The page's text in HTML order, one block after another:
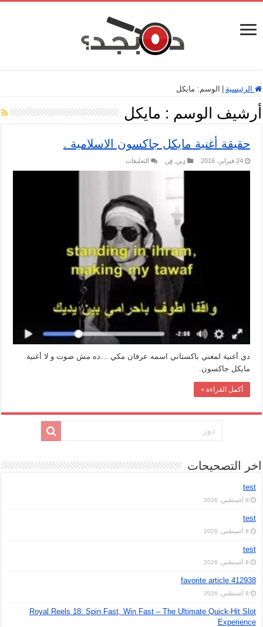
الرئيسية الوسم: مايكل
أرشيف الوسم : مايكل
حقيقة أغنية مايكل جاكسون الاسلامية .
24 فبراير، 2016 دين ,فن التعليقات
الاسلامية
.
مغلقة
دي أغنية لمغني باكستاني اسمه عرفان مكي …ده مش صوت و لا أغنية
مايكل جاكسون.
أكمل القراءة »
اخر التصحيحات
test
8 أغسطس، 2026
test
8 أغسطس، 2026
test
8 أغسطس، 2026
favorite article 412938
8 أغسطس، 2026
Royal Reels 18: Spin Fast, Win Fast – The Ultimate Quick‑Hit Slot
Experience